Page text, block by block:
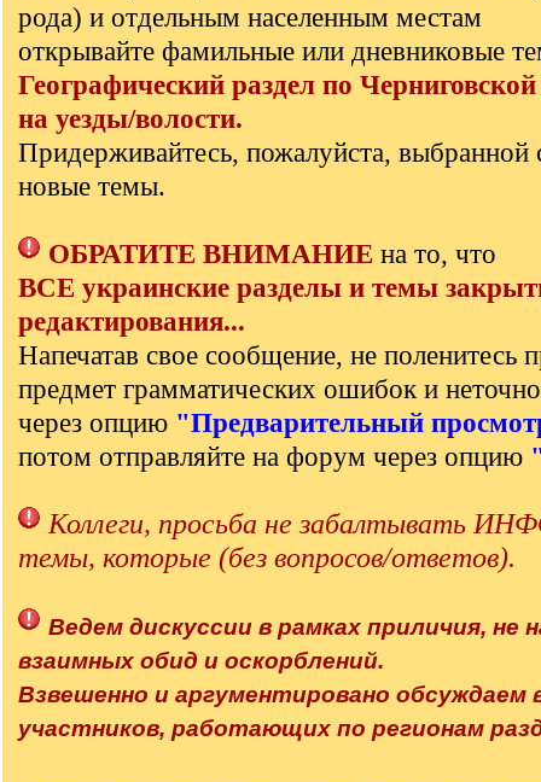
рода) и отдельным населенным местам
открывайте фамильные или дневниковые
Географический раздел по
на уезды/волости.
Придерживайтесь, пожалуйста, выбранной
новые темы.
ОБРАТИТЕ ВНИМАНИЕ на то, что
ВСЕ украинские разделы и темы
редактирования...
Напечатав свое сообщение, не поленитесь
предмет грамматических ошибок и
через опцию "Предварительный
потом отправляйте на форум через опцию
Коллеги, просьба не забалтывать
темы, которые (без вопросов/ответов).
Ведем дискуссии в рамках приличия, не
взаимных обид и оскорблений.
Взвешенно и аргументировано
участников, работающих по регионам